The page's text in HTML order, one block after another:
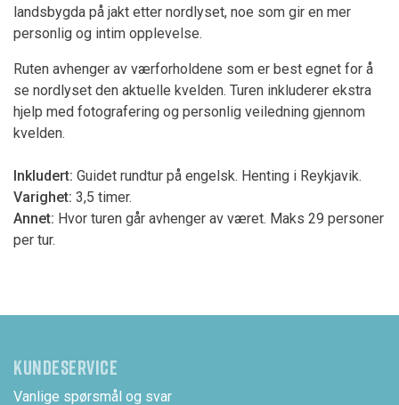
landsbygda på jakt etter nordlyset, noe som gir en mer
personlig og intim opplevelse.
Ruten avhenger av værforholdene som er best egnet for å
se nordlyset den aktuelle kvelden. Turen inkluderer ekstra
hjelp med fotografering og personlig veiledning gjennom
kvelden.
Inkludert: Guidet rundtur på engelsk. Henting i Reykjavik.
Varighet: 3,5 timer.
Annet: Hvor turen går avhenger av været. Maks 29 personer
per tur.
KUNDESERVICE
Vanlige spørsmål og svar